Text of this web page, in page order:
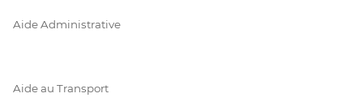
Aide Administrative
Aide au Transport